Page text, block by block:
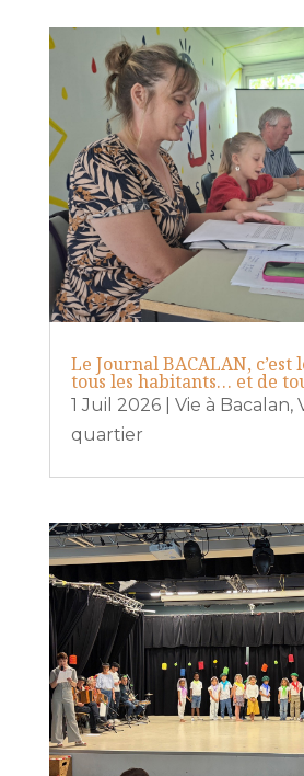
Le Journal BACALAN,
tous les habitants… et de
1 Juil 2026| Vie à Bacalan,
quartier